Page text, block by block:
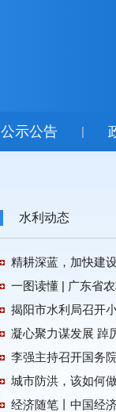
公示公告 |
水利动态
精耕深蓝，加快建
一图读懂 | 广东省
揭阳市水利局召开
凝心聚力谋发展 踔
城市防洪，该如何
经济随笔丨中国经